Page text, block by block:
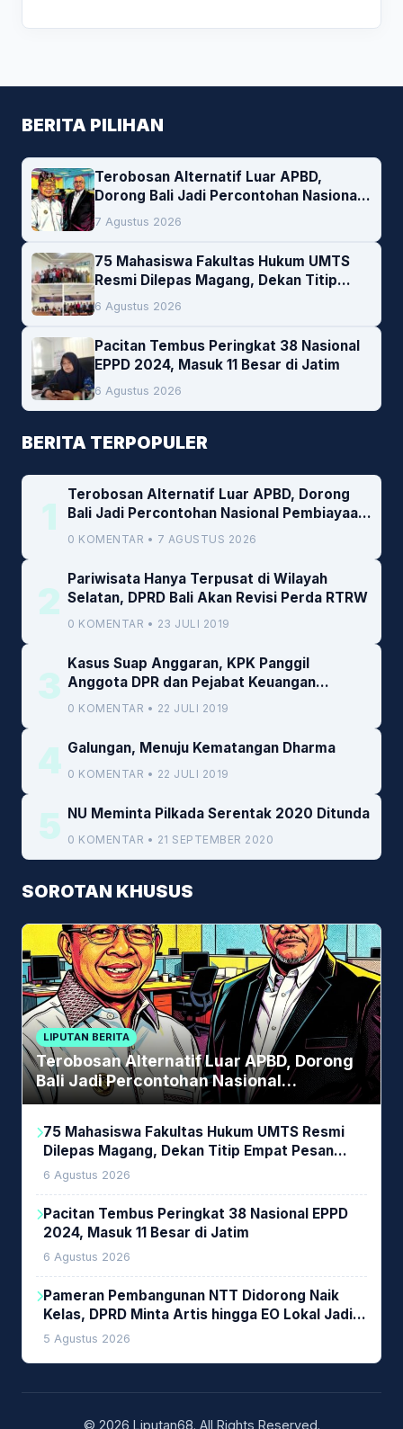
BERITA PILIHAN
Terobosan Alternatif Luar APBD,
Dorong Bali Jadi Percontohan Nasional
Pembiayaan Daerah
7 Agustus 2026
75 Mahasiswa Fakultas Hukum UMTS
Resmi Dilepas Magang, Dekan Titip
Empat Pesan Penting
6 Agustus 2026
Pacitan Tembus Peringkat 38 Nasional
EPPD 2024, Masuk 11 Besar di Jatim
6 Agustus 2026
BERITA TERPOPULER
1
Terobosan Alternatif Luar APBD, Dorong
Bali Jadi Percontohan Nasional Pembiayaan
Daerah
0 KOMENTAR • 7 AGUSTUS 2026
2
Pariwisata Hanya Terpusat di Wilayah
Selatan, DPRD Bali Akan Revisi Perda RTRW
0 KOMENTAR • 23 JULI 2019
3
Kasus Suap Anggaran, KPK Panggil
Anggota DPR dan Pejabat Keuangan
Kemenkeu
0 KOMENTAR • 22 JULI 2019
4 Galungan, Menuju Kematangan Dharma
0 KOMENTAR • 22 JULI 2019
5 NU Meminta Pilkada Serentak 2020 Ditunda
0 KOMENTAR • 21 SEPTEMBER 2020
SOROTAN KHUSUS
LIPUTAN BERITA
Terobosan Alternatif Luar APBD, Dorong
Bali Jadi Percontohan Nasional
Pembiayaan Daerah
75 Mahasiswa Fakultas Hukum UMTS Resmi
Dilepas Magang, Dekan Titip Empat Pesan
Penting
6 Agustus 2026
Pacitan Tembus Peringkat 38 Nasional EPPD
2024, Masuk 11 Besar di Jatim
6 Agustus 2026
Pameran Pembangunan NTT Didorong Naik
Kelas, DPRD Minta Artis hingga EO Lokal Jadi
Prioritas
5 Agustus 2026
© 2026 Liputan68. All Rights Reserved.